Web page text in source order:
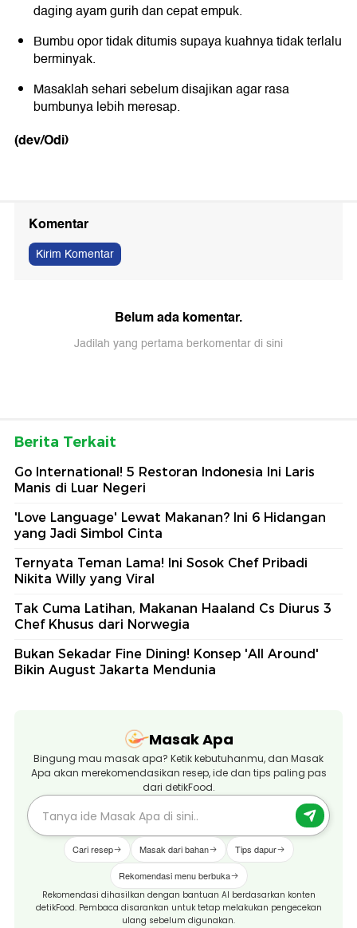
daging ayam gurih dan cepat empuk.
Bumbu opor tidak ditumis supaya kuahnya tidak terlalu
berminyak.
Masaklah sehari sebelum disajikan agar rasa
bumbunya lebih meresap.
(dev/Odi)
Komentar
Kirim Komentar
Belum ada komentar.
Jadilah yang pertama berkomentar di sini
Berita Terkait
Go International! 5 Restoran Indonesia Ini Laris
Manis di Luar Negeri
'Love Language' Lewat Makanan? Ini 6 Hidangan
yang Jadi Simbol Cinta
Ternyata Teman Lama! Ini Sosok Chef Pribadi
Nikita Willy yang Viral
Tak Cuma Latihan, Makanan Haaland Cs Diurus 3
Chef Khusus dari Norwegia
Bukan Sekadar Fine Dining! Konsep 'All Around'
Bikin August Jakarta Mendunia
Masak Apa
Bingung mau masak apa? Ketik kebutuhanmu, dan Masak
Apa akan merekomendasikan resep, ide dan tips paling pas
dari detikFood.
Cari resep Masak dari bahan Tips dapur
Rekomendasi menu berbuka
Rekomendasi dihasilkan dengan bantuan AI berdasarkan konten
detikFood. Pembaca disarankan untuk tetap melakukan pengecekan
ulang sebelum digunakan.